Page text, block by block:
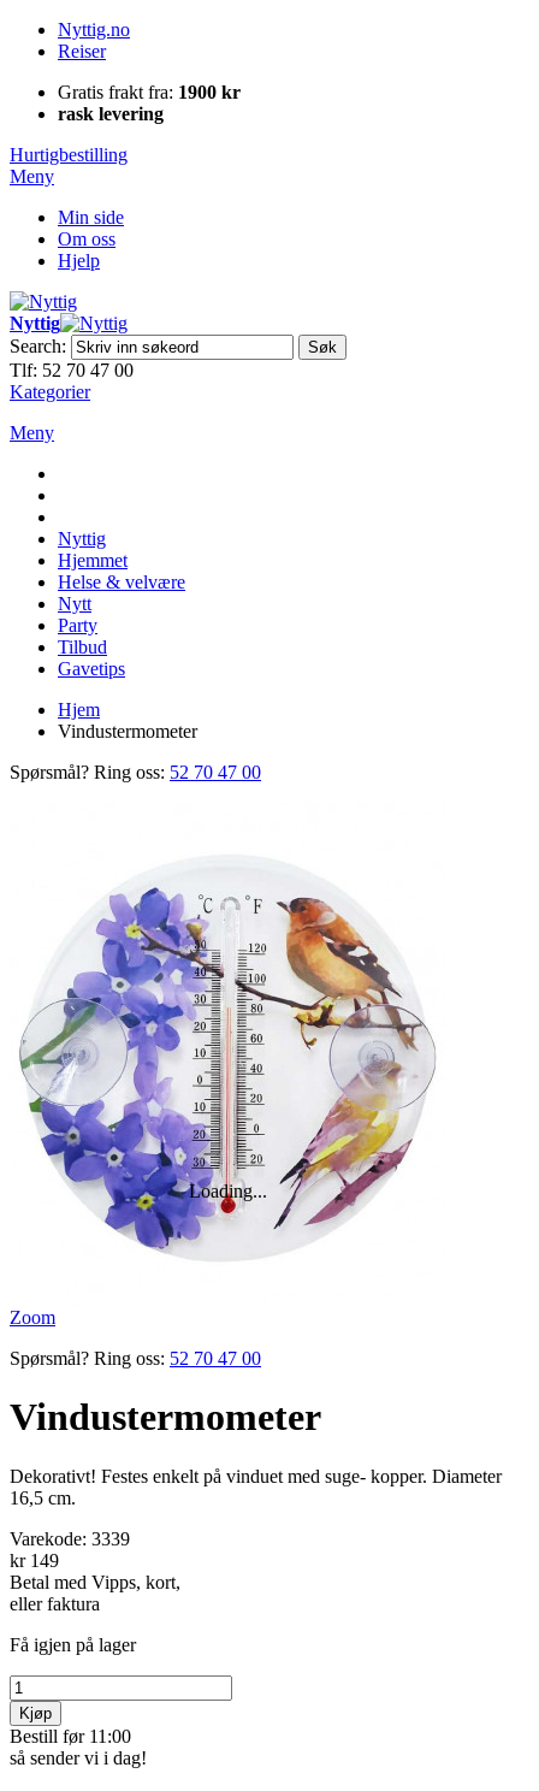
Nyttig.no
Reiser
Gratis frakt fra: 1900 kr
rask levering
Hurtigbestilling
Meny
Min side
Om oss
Hjelp
Nyttig
Search:
Søk
Tlf: 52 70 47 00
Kategorier
Meny
Nyttig
Hjemmet
Helse & velvære
Nytt
Party
Tilbud
Gavetips
Hjem
Vindustermometer
Spørsmål? Ring oss: 52 70 47 00
Zoom
Spørsmål? Ring oss: 52 70 47 00
Vindustermometer
Dekorativt! Festes enkelt på vinduet med suge- kopper. Diameter
16,5 cm.
Varekode: 3339
kr 149
Betal med Vipps, kort,
eller faktura
Få igjen på lager
Kjøp
Bestill før 11:00
så sender vi i dag!